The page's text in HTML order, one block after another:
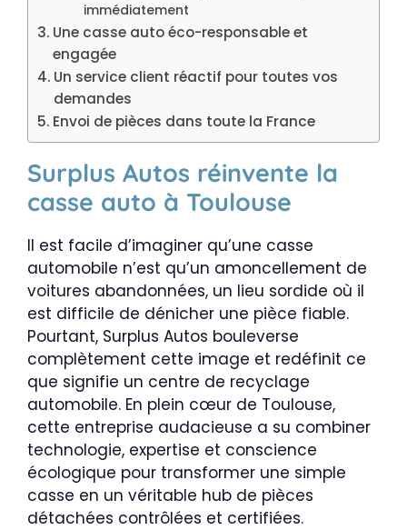
immédiatement
Une casse auto éco-responsable et
engagée
Un service client réactif pour toutes vos
demandes
Envoi de pièces dans toute la France
Surplus Autos réinvente la
casse auto à Toulouse
Il est facile d’imaginer qu’une casse
automobile n’est qu’un amoncellement de
voitures abandonnées, un lieu sordide où il
est difficile de dénicher une pièce fiable.
Pourtant, Surplus Autos bouleverse
complètement cette image et redéfinit ce
que signifie un centre de recyclage
automobile. En plein cœur de Toulouse,
cette entreprise audacieuse a su combiner
technologie, expertise et conscience
écologique pour transformer une simple
casse en un véritable hub de pièces
détachées contrôlées et certifiées.